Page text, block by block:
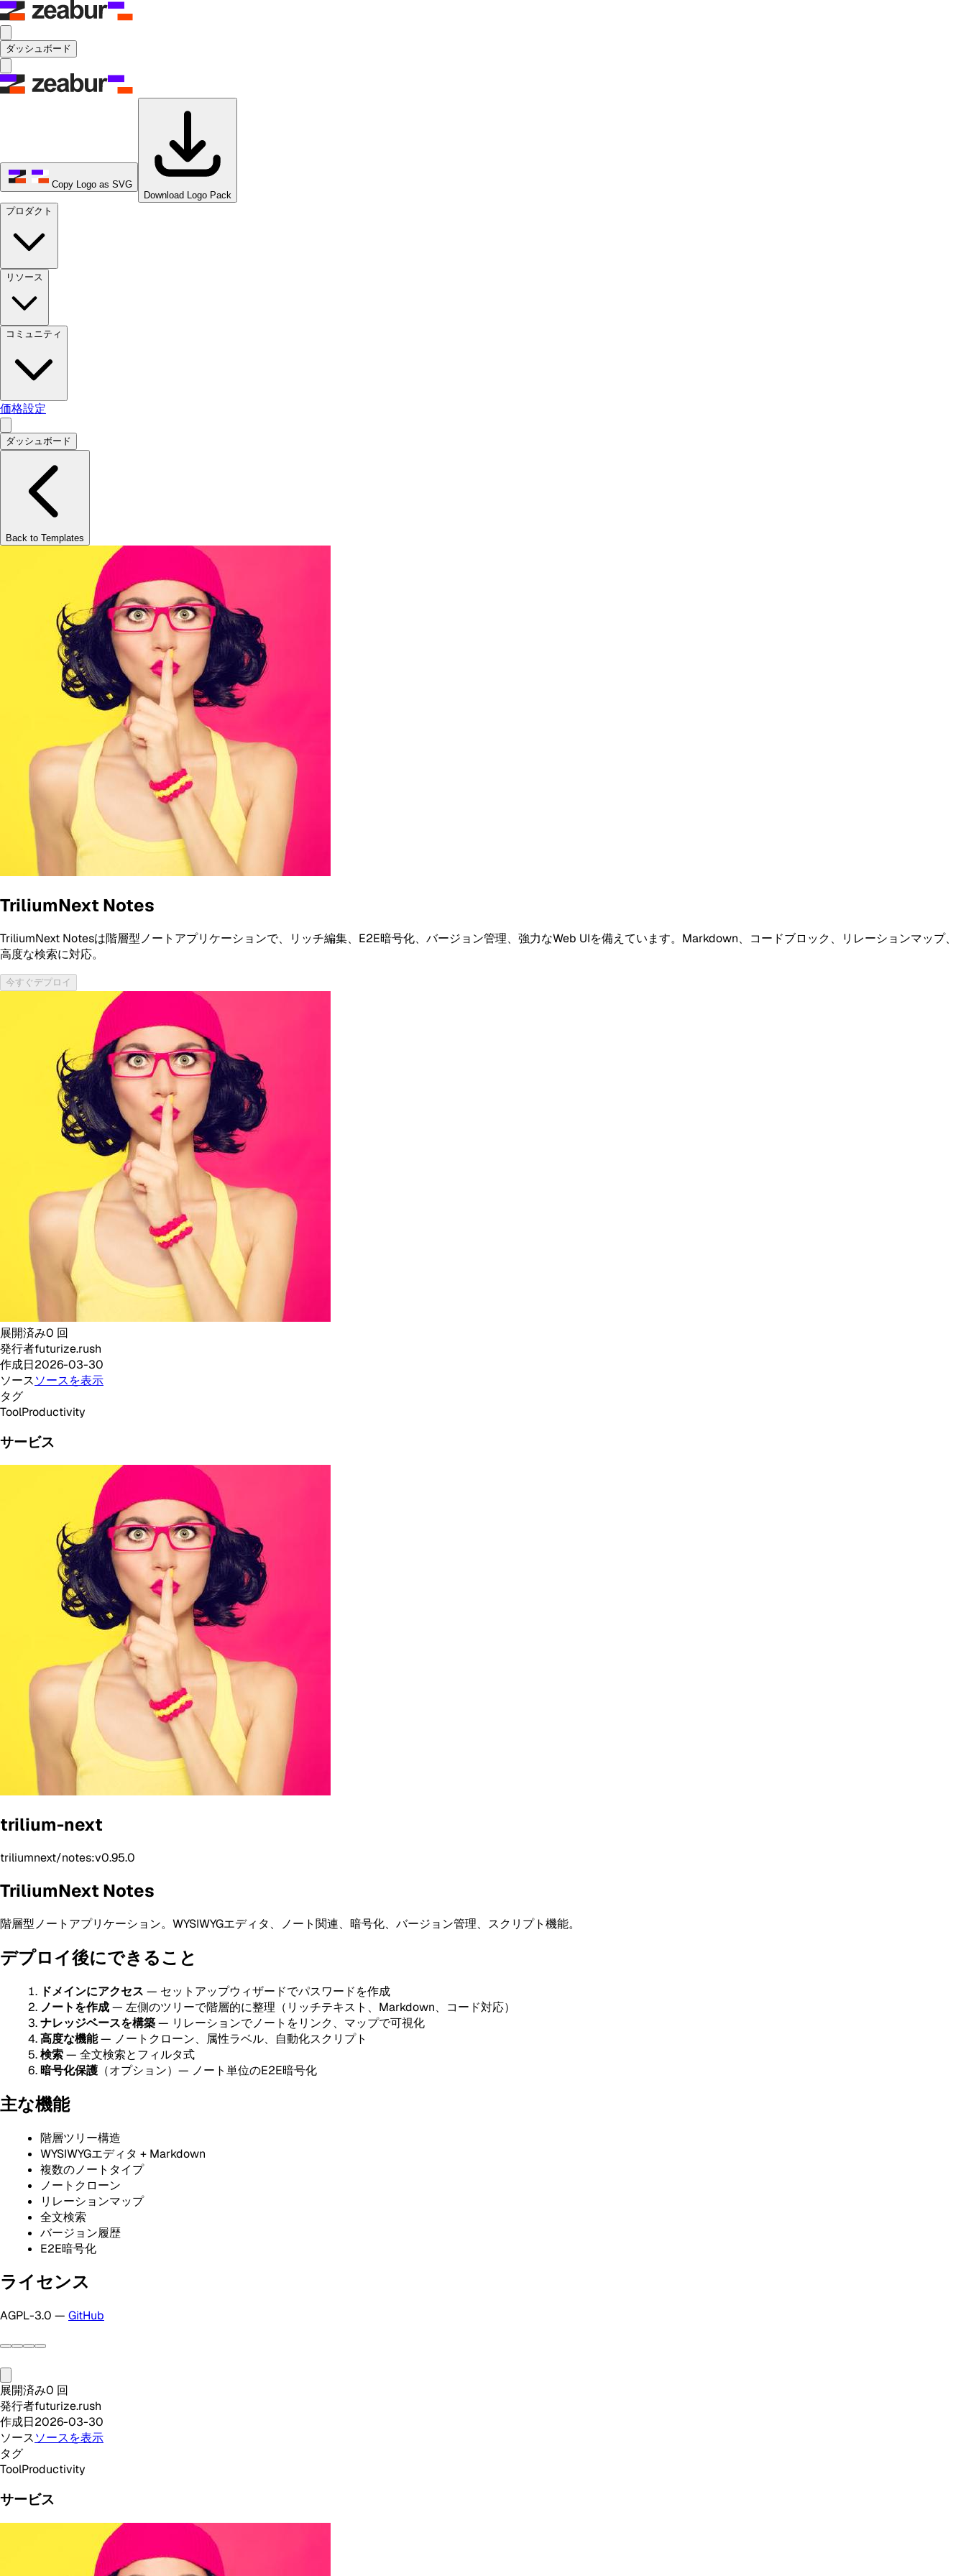
ダッシュボード
Copy Logo as SVG
Download Logo Pack
プロダクト
リソース
コミュニティ
価格設定
ダッシュボード
Back to Templates
TriliumNext Notes
TriliumNext Notesは階層型ノートアプリケーションで、リッチ編集、E2E暗号化、バージョン管理、強力なWeb UIを備えています。Markdown、コードブロック、リレーションマップ、
高度な検索に対応。
今すぐデプロイ
展開済み0 回
発行者futurize.rush
作成日2026-03-30
ソースソースを表示
タグ
ToolProductivity
サービス
trilium-next
triliumnext/notes:v0.95.0
TriliumNext Notes
階層型ノートアプリケーション。WYSIWYGエディタ、ノート関連、暗号化、バージョン管理、スクリプト機能。
デプロイ後にできること
ドメインにアクセス — セットアップウィザードでパスワードを作成
ノートを作成— 左側のツリーで階層的に整理（リッチテキスト、Markdown、コード対応）
ナレッジベースを構築— リレーションでノートをリンク、マップで可視化
高度な機能— ノートクローン、属性ラベル、自動化スクリプト
検索— 全文検索とフィルタ式
暗号化保護 （オプション）— ノート単位のE2E暗号化
主な機能
階層ツリー構造
WYSIWYGエディタ + Markdown
複数のノートタイプ
ノートクローン
リレーションマップ
全文検索
バージョン履歴
E2E暗号化
ライセンス
AGPL-3.0 — GitHub
展開済み0 回
発行者futurize.rush
作成日2026-03-30
ソースソースを表示
タグ
ToolProductivity
サービス